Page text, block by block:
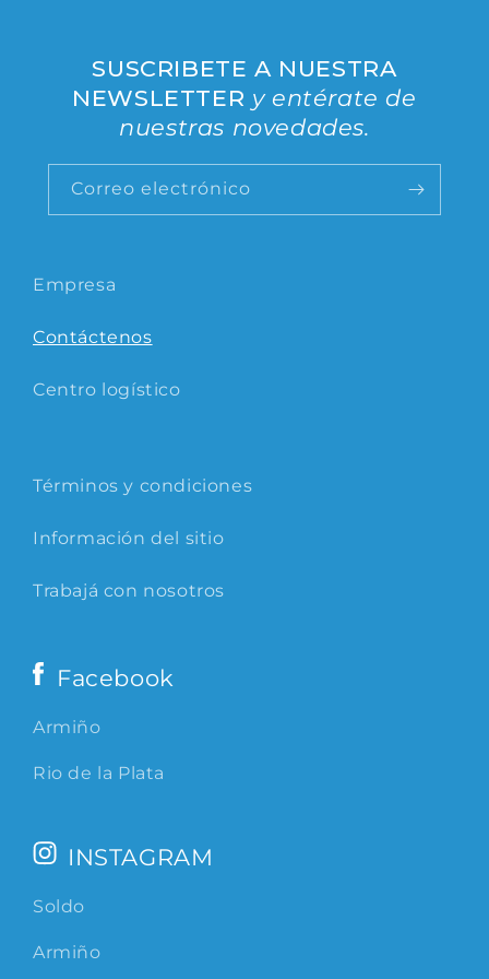
Empresa
Contáctenos
Centro logístico
Términos y condiciones
Información del sitio
Trabajá con nosotros
Facebook
Armiño
Rio de la Plata
INSTAGRAM
Soldo
Armiño
SUSCRIBETE A NUESTRA
NEWSLETTER y entérate de
nuestras novedades.
Correo electrónico